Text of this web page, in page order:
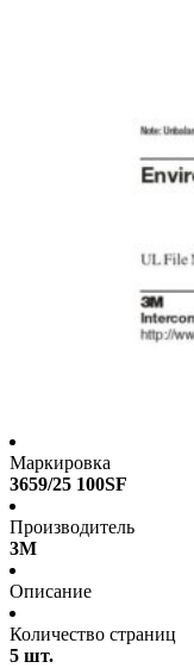
Маркировка
3659/25 100SF
Производитель
3M
Описание
Количество страниц
5 шт.